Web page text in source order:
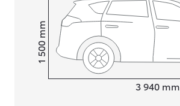
3 940 mm
Height1 500
mm